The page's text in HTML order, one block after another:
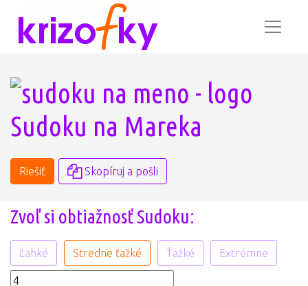
Sudoku na Mareka
Riešiť Skopíruj a pošli
Zvoľ si obtiažnosť Sudoku:
Ľahké Stredne ťažké Ťažké Extrémne